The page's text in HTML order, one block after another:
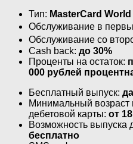
Тип: MasterСard World
Обслуживание в
Обслуживание со
Cash back: до 30%
Проценты на остаток:
000 рублей
Бесплатный выпуск: да
Минимальный возраст
дебетовой карты: от
Возможность выпуска
бесплатно